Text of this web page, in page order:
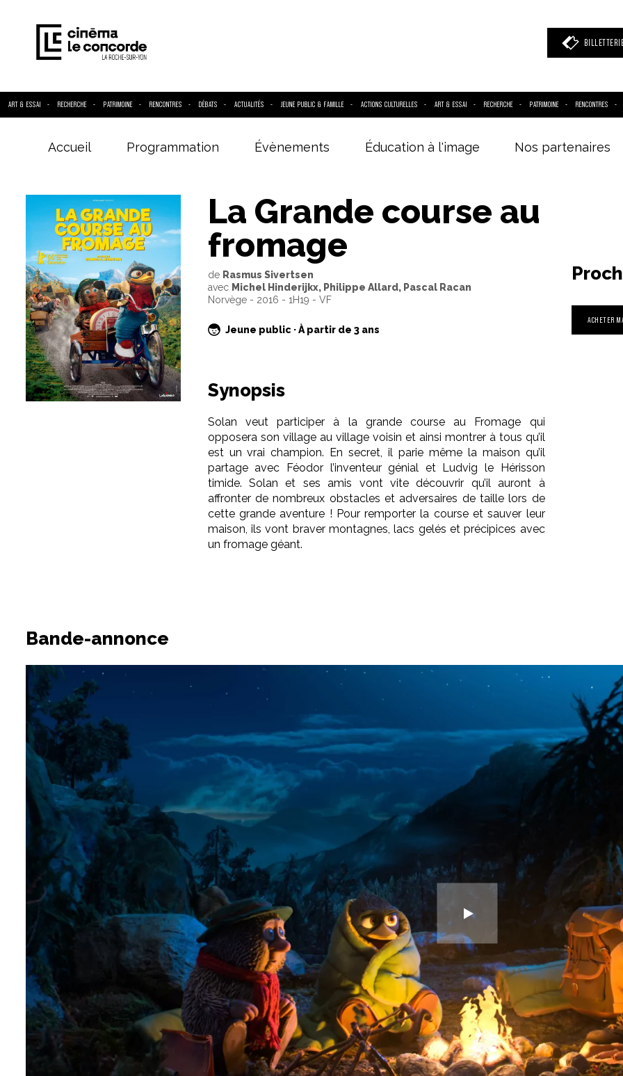
ART & ESSAI RECHERCHE PATRIMOINE RENCONTRES DÉBATS ACTUALITÉS JEUNE PUBLIC & FAMILLE ACTIONS CULTURELLES ART & ESSAI RECHERCHE PATRIMOINE RENCONTRES
Accueil Programmation Évènements Éducation à l'image Nos partenaires
La Grande course au
fromage
de Rasmus Sivertsen
avec Michel Hinderijkx, Philippe Allard, Pascal Racan
Norvège - 2016 - 1H19 - VF
Jeune public · À partir de 3 ans
Synopsis
Solan veut participer à la grande course au Fromage qui
opposera son village au village voisin et ainsi montrer à tous qu’il
est un vrai champion. En secret, il parie même la maison qu’il
partage avec Féodor l’inventeur génial et Ludvig le Hérisson
timide. Solan et ses amis vont vite découvrir qu’il auront à
affronter de nombreux obstacles et adversaires de taille lors de
cette grande aventure ! Pour remporter la course et sauver leur
maison, ils vont braver montagnes, lacs gelés et précipices avec
un fromage géant.
ACHETER
Bande-annonce